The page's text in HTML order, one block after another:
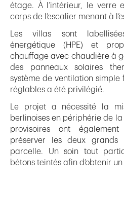
étage. À l’intérieur, le verre
corps de l’escalier menant à
Les villas sont
énergétique (HPE) et
chauffage avec chaudière à
des panneaux solaires
système de ventilation simple
réglables a été privilégié.
Le projet a nécessité la
berlinoises en périphérie de
provisoires ont
préserver les deux grands
parcelle. Un soin tout
bétons teintés afin d’obtenir